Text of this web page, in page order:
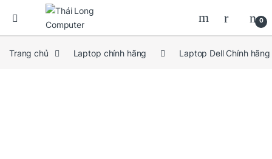
0
Trang chủ Laptop chính hãng Laptop Dell Chính hãng